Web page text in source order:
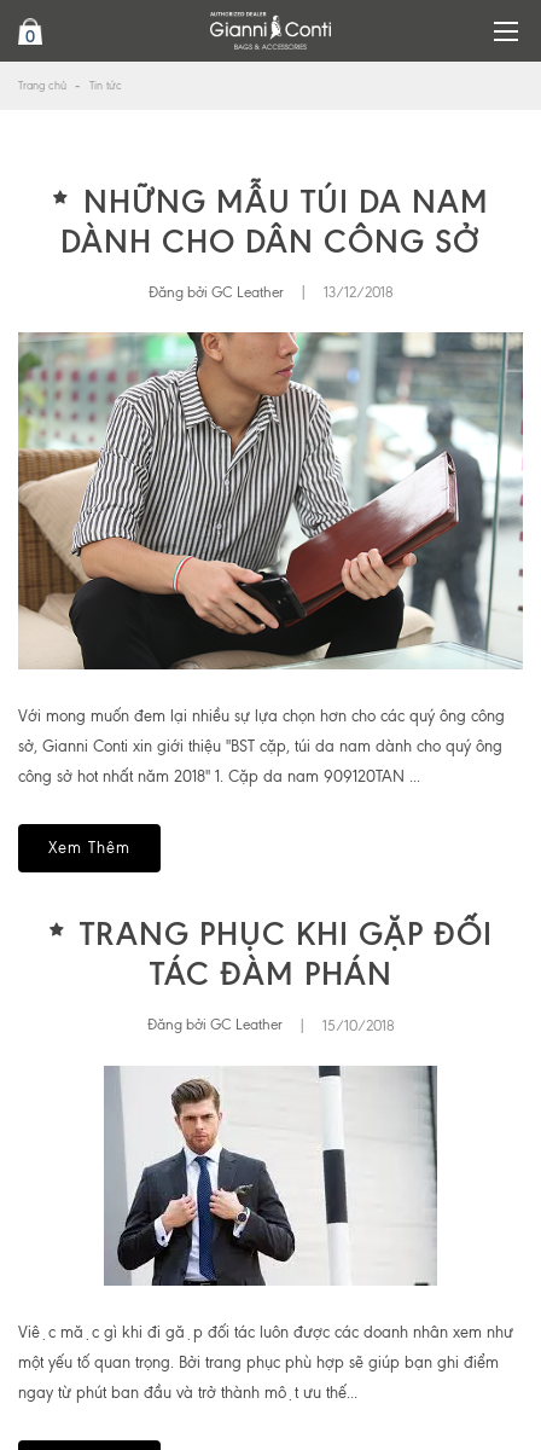
0
Trang chủ Tin tức
NHỮNG MẪU TÚI DA NAM
DÀNH CHO DÂN CÔNG SỞ
Đăng bởi GC Leather 13/12/2018
Với mong muốn đem lại nhiều sự lựa chọn hơn cho các quý ông công
sở, Gianni Conti xin giới thiệu "BST cặp, túi da nam dành cho quý ông
công sở hot nhất năm 2018" 1. Cặp da nam 909120TAN ...
Xem Thêm
TRANG PHỤC KHI GẶP ĐỐI
TÁC ĐÀM PHÁN
Đăng bởi GC Leather 15/10/2018
Việc mặc gì khi đi gặp đối tác luôn được các doanh nhân xem như
một yếu tố quan trọng. Bởi trang phục phù hợp sẽ giúp bạn ghi điểm
ngay từ phút ban đầu và trở thành một ưu thế...